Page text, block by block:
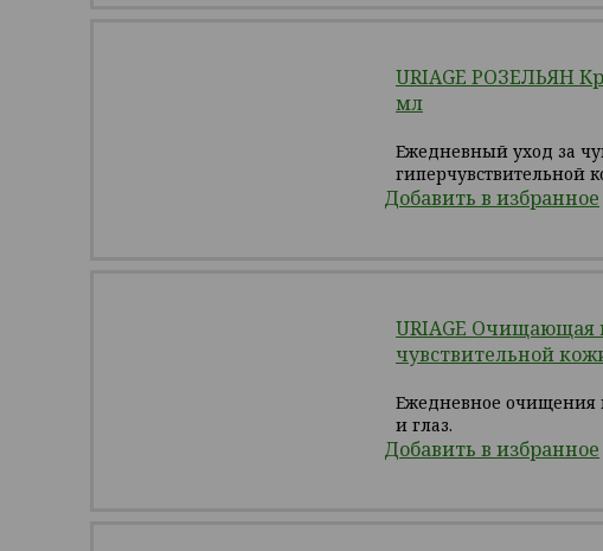
URIAGE РОЗЕЛЬЯН
мл
Ежедневный уход за
гиперчувствительной
Добавить в избранное
URIAGE Очищающая
чувствительной
Ежедневное очищения
и глаз.
Добавить в избранное